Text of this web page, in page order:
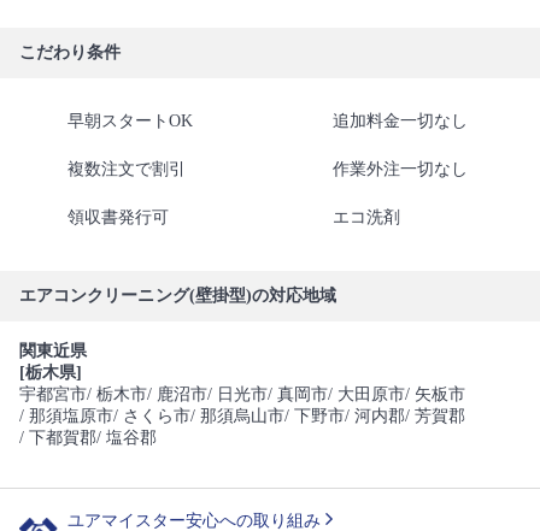
こだわり条件
早朝スタートOK 追加料金一切なし
複数注文で割引 作業外注一切なし
領収書発行可 エコ洗剤
エアコンクリーニング(壁掛型)の対応地域
関東近県
[栃木県]
宇都宮市/ 栃木市/ 鹿沼市/ 日光市/ 真岡市/ 大田原市/ 矢板市
/ 那須塩原市/ さくら市/ 那須烏山市/ 下野市/ 河内郡/ 芳賀郡
/ 下都賀郡/ 塩谷郡
ユアマイスター安心への取り組み